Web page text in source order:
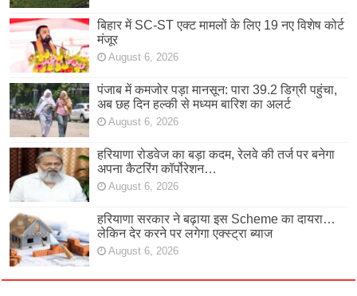
बिहार में SC-ST एक्ट मामलों के लिए 19 नए विशेष कोर्ट
मंजूर
August 6, 2026
पंजाब में कमजोर पड़ा मानसून: पारा 39.2 डिग्री पहुंचा,
अब छह दिन हल्की से मध्यम बारिश का अलर्ट
August 6, 2026
हरियाणा रोडवेज का बड़ा कदम, रेलवे की तर्ज पर बनेगा
अपना कैटरिंग कॉर्पोरेशन…
August 6, 2026
हरियाणा सरकार ने बढ़ाया इस Scheme का दायरा…
लेकिन देर करने पर लगेगा एक्स्ट्रा ब्याज
August 6, 2026